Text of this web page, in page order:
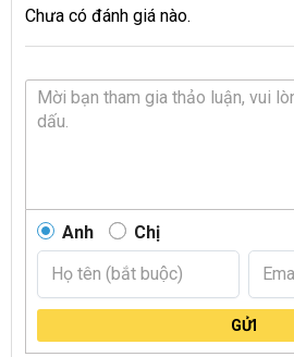
Chưa có đánh giá nào.
Anh Chị
GỬI